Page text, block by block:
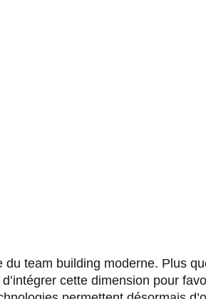
team building moderne. Plus
cette dimension pour